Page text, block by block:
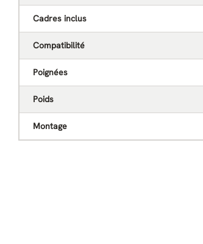
Cadres inclus
Compatibilité
Poignées
Poids
Montage